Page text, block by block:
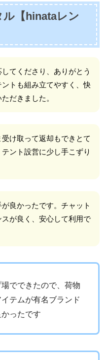
【hinataレン
てくださり、ありがとう
ントも組み立てやすく、快
だきました。
け取って返却もできとて
ント設営に少し手こずり
良かったです。チャット
が良く、安心して利用で
でできたので、荷物
テムが有名ブランド
ったです